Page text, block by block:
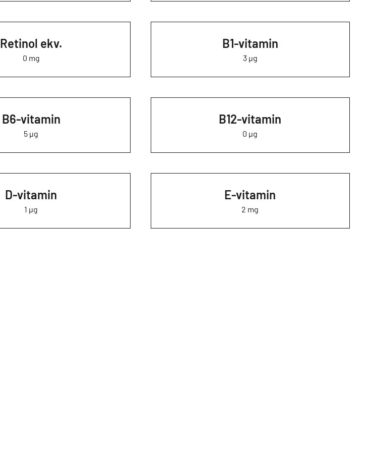
Retinol ekv.
0 mg
B1-vitamin
3 µg
B6-vitamin
5 µg
B12-vitamin
0 µg
D-vitamin
1 µg
E-vitamin
2 mg